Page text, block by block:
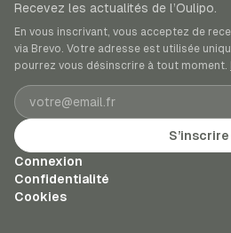
Recevez les actualités de l’Oulipo.
En vous inscrivant, vous acceptez de
via Brevo. Votre adresse est utilisée
pourrez vous désinscrire à tout moment.
Adresse e-mail
S’inscrire
Connexion
Confidentialité
Cookies